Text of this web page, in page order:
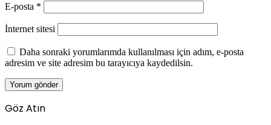
E-posta *
İnternet sitesi
Daha sonraki yorumlarımda kullanılması için adım, e-posta
adresim ve site adresim bu tarayıcıya kaydedilsin.
Göz Atın